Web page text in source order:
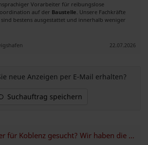
Vorarbeiter für reibungslose
auf der Baustelle. Unsere Fachkräfte
bestens ausgestattet und innerhalb weniger
22.07.2026
neue Anzeigen per E-Mail erhalten?
Suchauftrag speichern
Maler & Tapezierer für Koblenz gesucht? Wir haben die Teams!